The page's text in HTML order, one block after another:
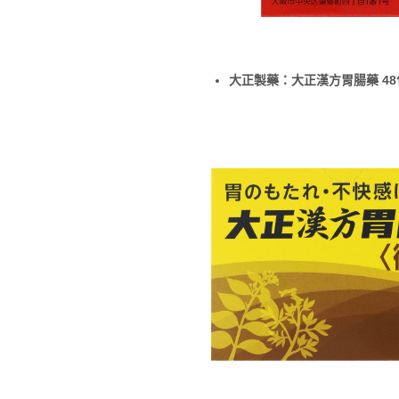
大正製藥：大正漢方胃腸藥 48